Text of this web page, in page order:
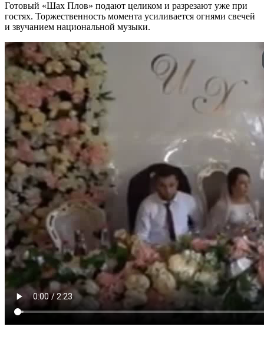
Готовый «Шах Плов» подают целиком и разрезают уже при
гостях. Торжественность момента усиливается огнями свечей
и звучанием национальной музыки.